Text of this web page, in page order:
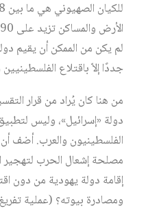
لم يكن من الممكن أن يقيم
جددًا إلاّ باقتلاع
من هنا كان يُراد من قرار
دولة «إسرائيل»، وليس
الفلسطينيون والعرب. أضف
مصلحة إشعال الحرب
إقامة دولة يهودية من دون
ومصادرة بيوته؟ (عملية